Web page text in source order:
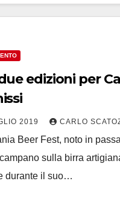
edizioni per
2019 CARLO
Beer Fest, noto in
campano sulla birra
durante il suo…